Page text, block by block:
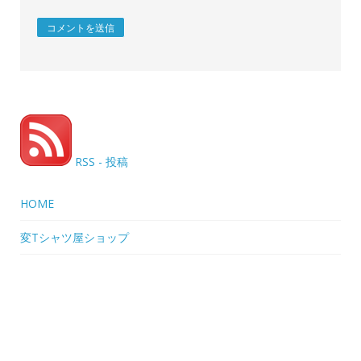
RSS - 投稿
HOME
変Tシャツ屋ショップ